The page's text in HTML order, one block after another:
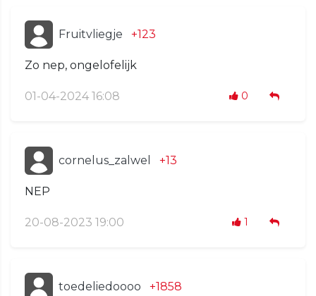
Fruitvliegje +123
Zo nep, ongelofelijk
01-04-2024 16:08 0
cornelus_zalwel +13
NEP
20-08-2023 19:00 1
toedeliedoooo +1858